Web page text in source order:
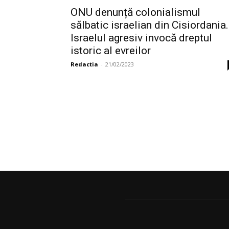
ONU denunță colonialismul
sălbatic israelian din Cisiordania.
Israelul agresiv invocă dreptul
istoric al evreilor
Redactia - 21/02/2023